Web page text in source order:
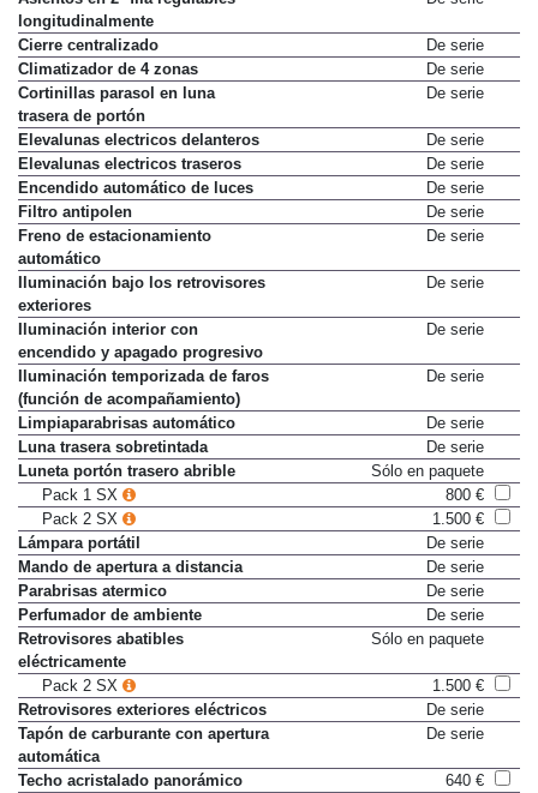
longitudinalmente
Cierre centralizado
De serie
Climatizador de 4 zonas
De serie
Cortinillas parasol en luna
trasera de portón
De serie
Elevalunas electricos delanteros
De serie
Elevalunas electricos traseros
De serie
Encendido automático de luces
De serie
Filtro antipolen
De serie
Freno de estacionamiento
automático
De serie
Iluminación bajo los retrovisores
exteriores
De serie
Iluminación interior con
encendido y apagado progresivo
De serie
Iluminación temporizada de faros
(función de acompañamiento)
De serie
Limpiaparabrisas automático
De serie
Luna trasera sobretintada
De serie
Luneta portón trasero abrible
Sólo en paquete
Pack 1 SX
800 €
Pack 2 SX
1.500 €
Lámpara portátil
De serie
Mando de apertura a distancia
De serie
Parabrisas atermico
De serie
Perfumador de ambiente
De serie
Retrovisores abatibles
eléctricamente
Sólo en paquete
Pack 2 SX
1.500 €
Retrovisores exteriores eléctricos
De serie
Tapón de carburante con apertura
automática
De serie
Techo acristalado panorámico
640 €